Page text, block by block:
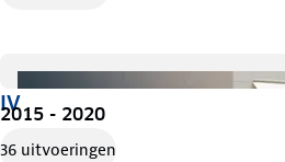
IV
2015 - 2020
36 uitvoeringen